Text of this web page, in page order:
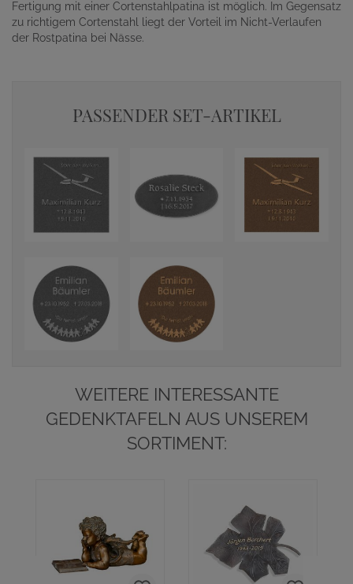
Fertigung mit einer Cortenstahlpatina ist möglich. Im Gegensatz
zu richtigem Cortenstahl liegt der Vorteil im Nicht-Verlaufen
der Rostpatina bei Nässe.
PASSENDER SET-ARTIKEL
WEITERE INTERESSANTE
GEDENKTAFELN AUS UNSEREM
SORTIMENT: